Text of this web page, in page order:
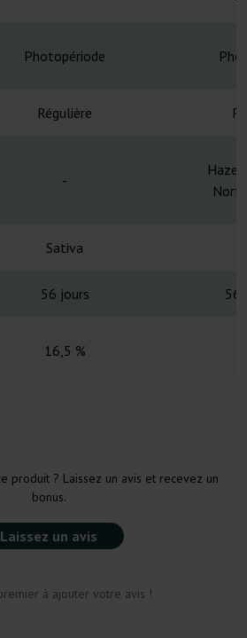
Photopériode
Régulière
-
Haze
Sativa
56 jours
16,5 %
produit ? Laissez un avis et recevez un
bonus.
Laissez un avis
à ajouter votre avis !